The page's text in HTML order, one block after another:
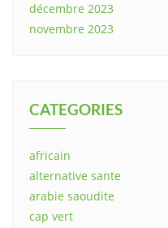
décembre 2023
novembre 2023
CATEGORIES
africain
alternative sante
arabie saoudite
cap vert